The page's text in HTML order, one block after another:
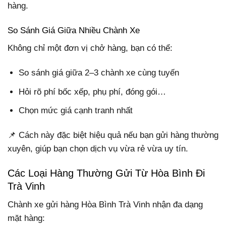
hàng.
So Sánh Giá Giữa Nhiều Chành Xe
Không chỉ một đơn vị chở hàng, bạn có thể:
So sánh giá giữa 2–3 chành xe cùng tuyến
Hỏi rõ phí bốc xếp, phụ phí, đóng gói…
Chọn mức giá cạnh tranh nhất
📌 Cách này đặc biệt hiệu quả nếu bạn gửi hàng thường
xuyên, giúp bạn chọn dịch vụ vừa rẻ vừa uy tín.
Các Loại Hàng Thường Gửi Từ Hòa Bình Đi
Trà Vinh
Chành xe gửi hàng Hòa Bình Trà Vinh nhận đa dạng
mặt hàng: